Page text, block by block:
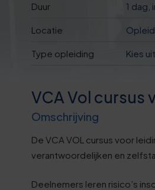
Duur 1 dag,
Locatie
Type opleiding Kies
VCA Vol cursus
Omschrijving
De VCA VOL cursus voor
verantwoordelijken en
Deelnemers leren risico’s